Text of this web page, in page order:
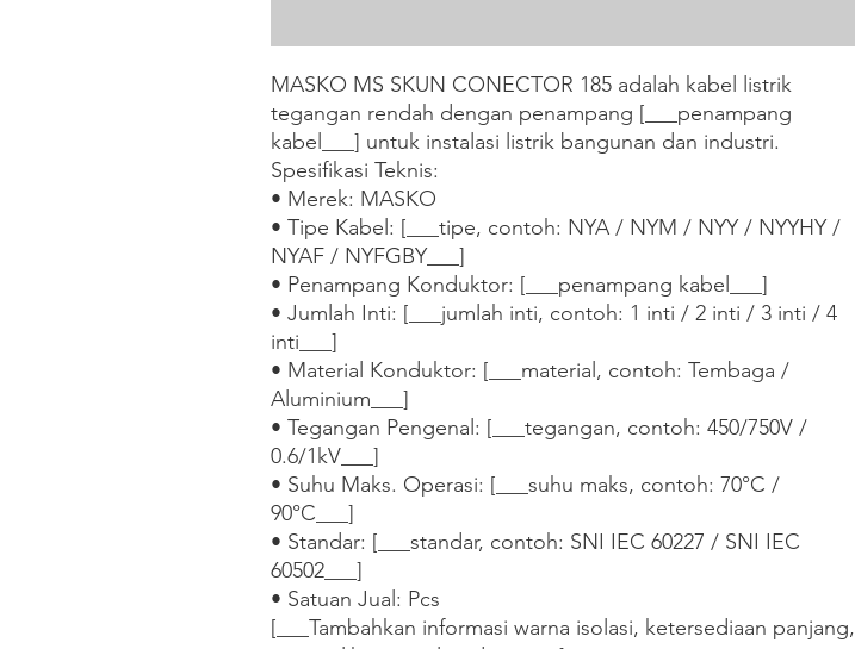
MASKO MS SKUN CONECTOR 185 adalah kabel listrik
tegangan rendah dengan penampang [___penampang
kabel___] untuk instalasi listrik bangunan dan industri.
Spesifikasi Teknis:
• Merek: MASKO
• Tipe Kabel: [___tipe, contoh: NYA / NYM / NYY / NYYHY /
NYAF / NYFGBY___]
• Penampang Konduktor: [___penampang kabel___]
• Jumlah Inti: [___jumlah inti, contoh: 1 inti / 2 inti / 3 inti / 4
inti___]
• Material Konduktor: [___material, contoh: Tembaga /
Aluminium___]
• Tegangan Pengenal: [___tegangan, contoh: 450/750V /
0.6/1kV___]
• Suhu Maks. Operasi: [___suhu maks, contoh: 70°C /
90°C___]
• Standar: [___standar, contoh: SNI IEC 60227 / SNI IEC
60502___]
• Satuan Jual: Pcs
[___Tambahkan informasi warna isolasi, ketersediaan panjang,